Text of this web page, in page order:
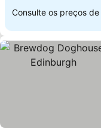
Consulte os preços de